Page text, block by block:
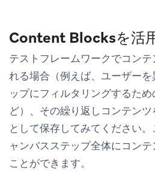
Content Blocksを活
テストフレームワークでコン
れる場合（例えば、ユーザー
ップにフィルタリングするた
ど）、その繰り返しコンテンツ
として保存してみてください
ャンバスステップ全体にコン
ことができます。